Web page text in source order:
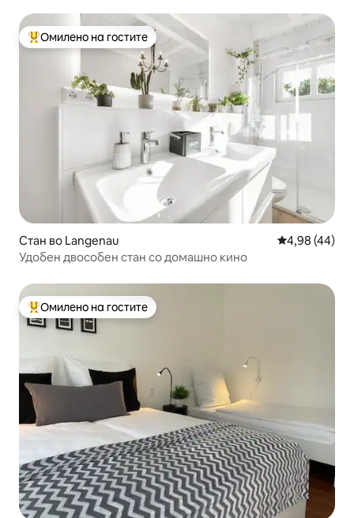
Меѓу најуспешните „Омилени на гостите“
Омилено на гостите
Стан во Langenau Просечна
4,98 (44)
Удобен двособен стан со домашно кино
Меѓу најуспешните „Омилени на гостите“
Омилено на гостите